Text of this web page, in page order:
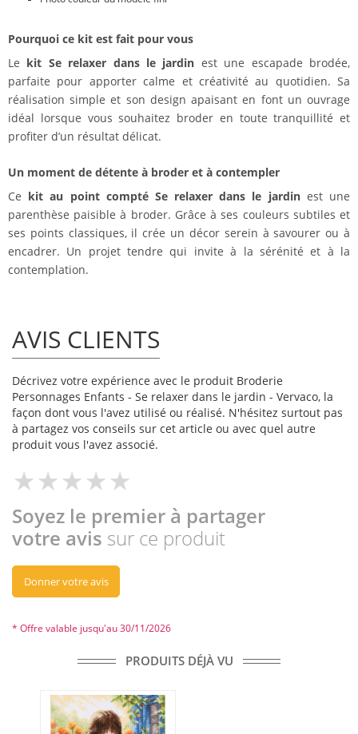
Pourquoi ce kit est fait pour vous
Le kit Se relaxer dans le jardin est une escapade brodée,
parfaite pour apporter calme et créativité au quotidien. Sa
réalisation simple et son design apaisant en font un ouvrage
idéal lorsque vous souhaitez broder en toute tranquillité et
profiter d’un résultat délicat.
Un moment de détente à broder et à contempler
Ce kit au point compté Se relaxer dans le jardinest une
parenthèse paisible à broder. Grâce à ses couleurs subtiles et
ses points classiques, il crée un décor serein à savourer ou à
encadrer. Un projet tendre qui invite à la sérénité et à la
contemplation.
AVIS CLIENTS
Décrivez votre expérience avec le produit Broderie
Personnages Enfants - Se relaxer dans le jardin - Vervaco, la
façon dont vous l'avez utilisé ou réalisé. N'hésitez surtout pas
à partagez vos conseils sur cet article ou avec quel autre
produit vous l'avez associé.
Soyez le premier à partager
votre avis sur ce produit
Donner votre avis
* Offre valable jusqu'au 30/11/2026
PRODUITS DÉJÀ VU